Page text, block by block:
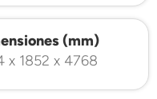
(mm)
x 1852 x 4768